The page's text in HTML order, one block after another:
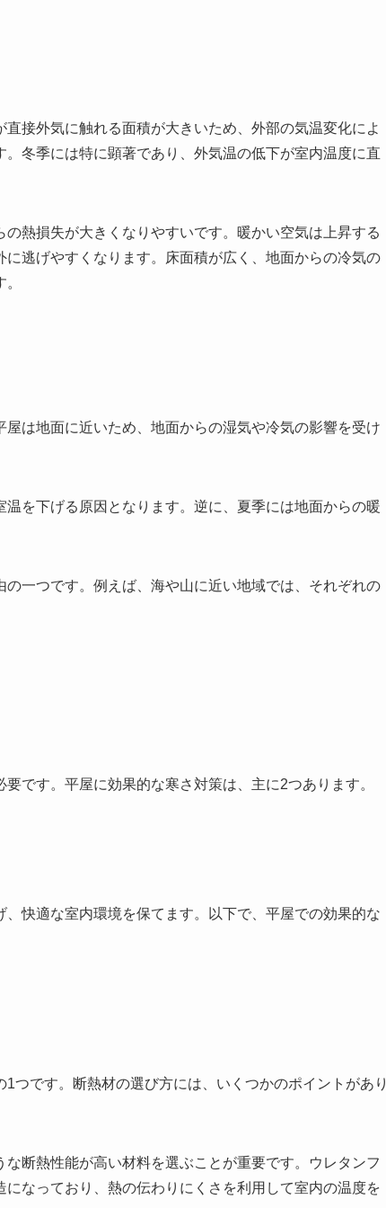
接外気に触れる面積が大きいため、外部の気温変化によ
冬季には特に顕著であり、外気温の低下が室内温度に直
熱損失が大きくなりやすいです。暖かい空気は上昇する
逃げやすくなります。床面積が広く、地面からの冷気の
は地面に近いため、地面からの湿気や冷気の影響を受け
を下げる原因となります。逆に、夏季には地面からの暖
一つです。例えば、海や山に近い地域では、それぞれの
です。平屋に効果的な寒さ対策は、主に2つあります。
快適な室内環境を保てます。以下で、平屋での効果的な
つです。断熱材の選び方には、いくつかのポイントがあり
断熱性能が高い材料を選ぶことが重要です。ウレタンフ
なっており、熱の伝わりにくさを利用して室内の温度を